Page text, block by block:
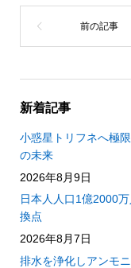
新着記事
小惑星トリフネへ極
の未来
2026年8月9日
日本人人口1億2000
換点
2026年8月7日
排水を浄化しアンモ